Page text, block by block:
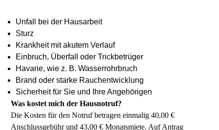
Unfall bei der Hausarbeit
Sturz
Krankheit mit akutem Verlauf
Einbruch, Überfall oder Trickbetrüger
Havarie, wie z. B. Wasserrohrbruch
Brand oder starke Rauchentwicklung
Sicherheit für Sie und Ihre Angehörigen
Was kostet mich der Hausnotruf?
Die Kosten für den Notruf betragen einmalig 40,00 €
Anschlussgebühr und 43,00 € Monatsmiete. Auf Antrag